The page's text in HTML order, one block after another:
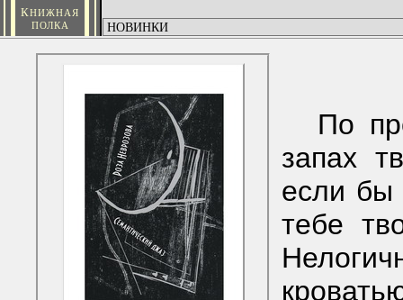
КНИЖНАЯ
ПОЛКА
По
запах
если бы
тебе